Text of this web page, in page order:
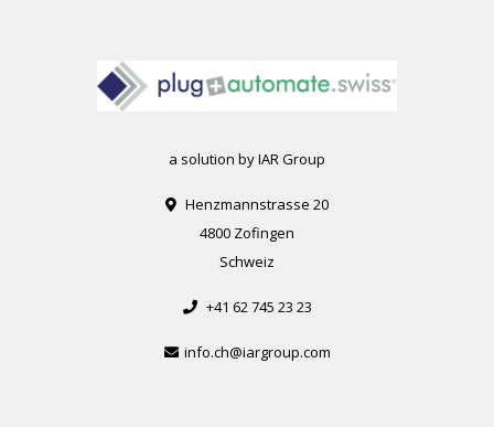
a solution by IAR Group
Henzmannstrasse 20
4800 Zofingen
Schweiz
+41 62 745 23 23
info.ch@iargroup.com